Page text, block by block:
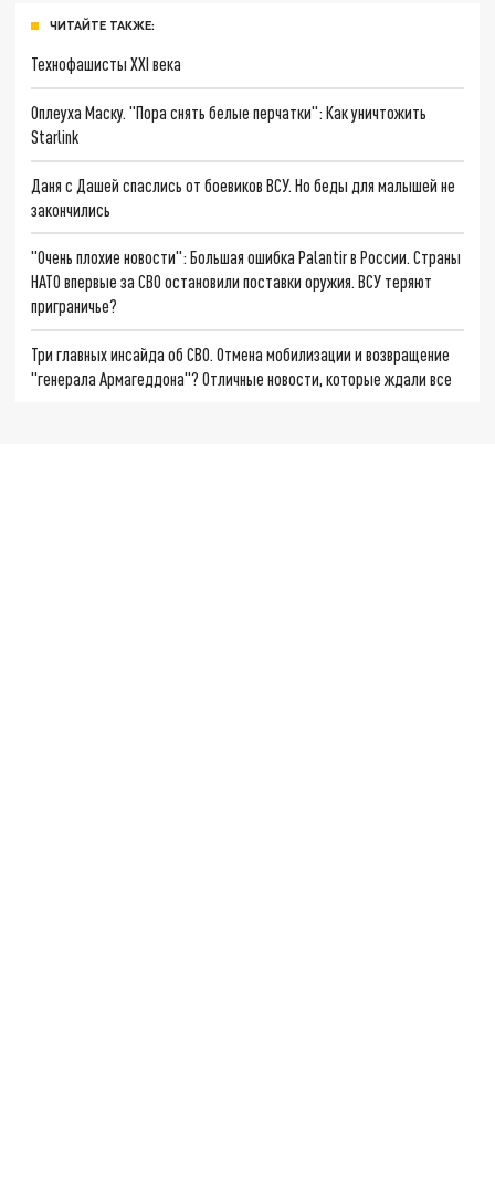
ЧИТАЙТЕ ТАКЖЕ:
Технофашисты XXI века
Оплеуха Маску. "Пора снять белые перчатки": Как уничтожить
Starlink
Даня с Дашей спаслись от боевиков ВСУ. Но беды для малышей не
закончились
"Очень плохие новости": Большая ошибка Palantir в России. Страны
НАТО впервые за СВО остановили поставки оружия. ВСУ теряют
приграничье?
Три главных инсайда об СВО. Отмена мобилизации и возвращение
"генерала Армагеддона"? Отличные новости, которые ждали все